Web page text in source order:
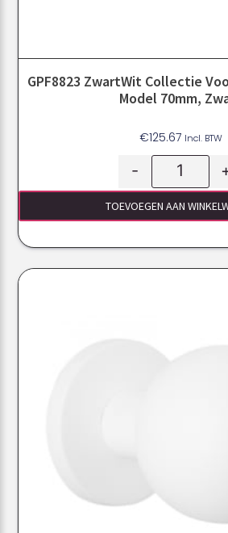
GPF8823 ZwartWit Collectie
Model 70mm,
€125.67 Incl. BTW
-
TOEVOEGEN AAN